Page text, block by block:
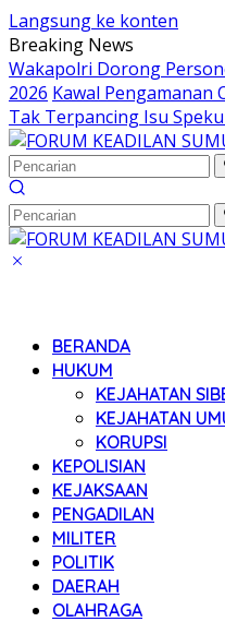
Langsung ke konten
Breaking News
Wakapolri Dorong
2026 Kawal Pengamanan
Tak Terpancing Isu
BERANDA
HUKUM
KEJAHATAN
KEJAHATAN
KORUPSI
KEPOLISIAN
KEJAKSAAN
PENGADILAN
MILITER
POLITIK
DAERAH
OLAHRAGA